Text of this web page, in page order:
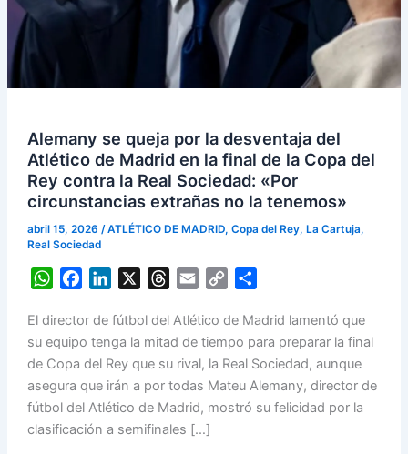
Alemany se queja por la desventaja del
Atlético de Madrid en la final de la Copa del
Rey contra la Real Sociedad: «Por
circunstancias extrañas no la tenemos»
abril 15, 2026 /ATLÉTICO DE MADRID, Copa del Rey, La Cartuja,
Real Sociedad
W
a
t
s
A
p
p
c
e
b
o
o
k
n
k
e
d
I
n
r
e
a
d
s
a
i
l
p
y
L
i
n
a
r
e
El director de fútbol del Atlético de Madrid lamentó que
su equipo tenga la mitad de tiempo para preparar la final
de Copa del Rey que su rival, la Real Sociedad, aunque
asegura que irán a por todas Mateu Alemany, director de
fútbol del Atlético de Madrid, mostró su felicidad por la
clasificación a semifinales […]